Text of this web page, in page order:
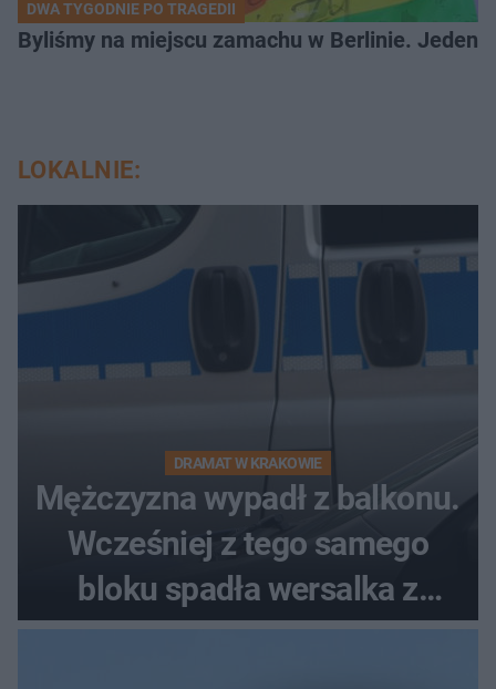
DWA TYGODNIE PO TRAGEDII
Byliśmy na miejscu zamachu w Berlinie. Jeden
LOKALNIE:
DRAMAT W KRAKOWIE
Mężczyzna wypadł z balkonu.
Wcześniej z tego samego
bloku spadła wersalka z
pościelą